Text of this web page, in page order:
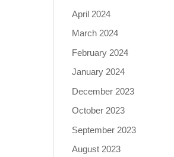
April 2024
March 2024
February 2024
January 2024
December 2023
October 2023
September 2023
August 2023